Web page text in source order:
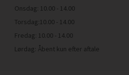
Onsdag: 10.00 - 14.00
Torsdag:10.00 - 14.00
Fredag: 10.00 - 14.00
Lørdag: Åbent kun efter aftale